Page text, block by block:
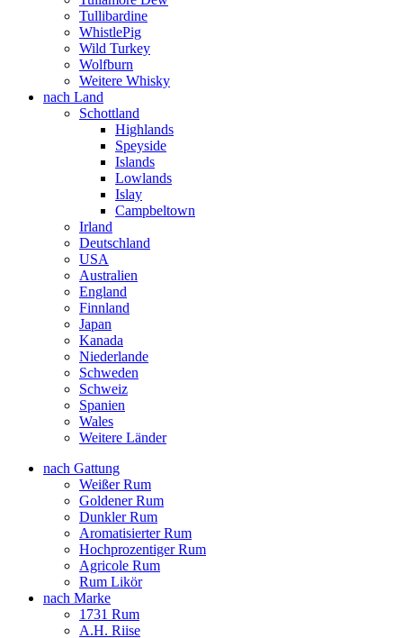
Tullibardine
WhistlePig
Wild Turkey
Wolfburn
Weitere Whisky
nach Land
Schottland
Highlands
Speyside
Islands
Lowlands
Islay
Campbeltown
Irland
Deutschland
USA
Australien
England
Finnland
Japan
Kanada
Niederlande
Schweden
Schweiz
Spanien
Wales
Weitere Länder
nach Gattung
Weißer Rum
Goldener Rum
Dunkler Rum
Aromatisierter Rum
Hochprozentiger Rum
Agricole Rum
Rum Likör
nach Marke
1731 Rum
A.H. Riise